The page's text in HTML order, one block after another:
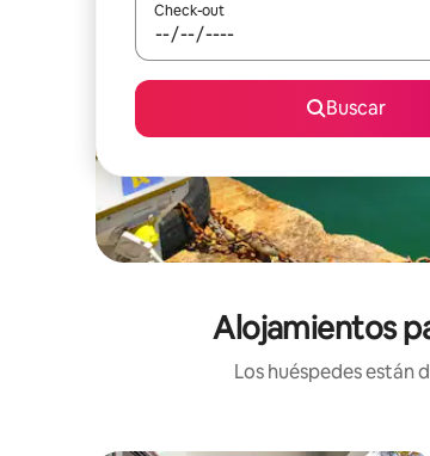
Check-out
Buscar
Alojamientos
Los huéspedes están